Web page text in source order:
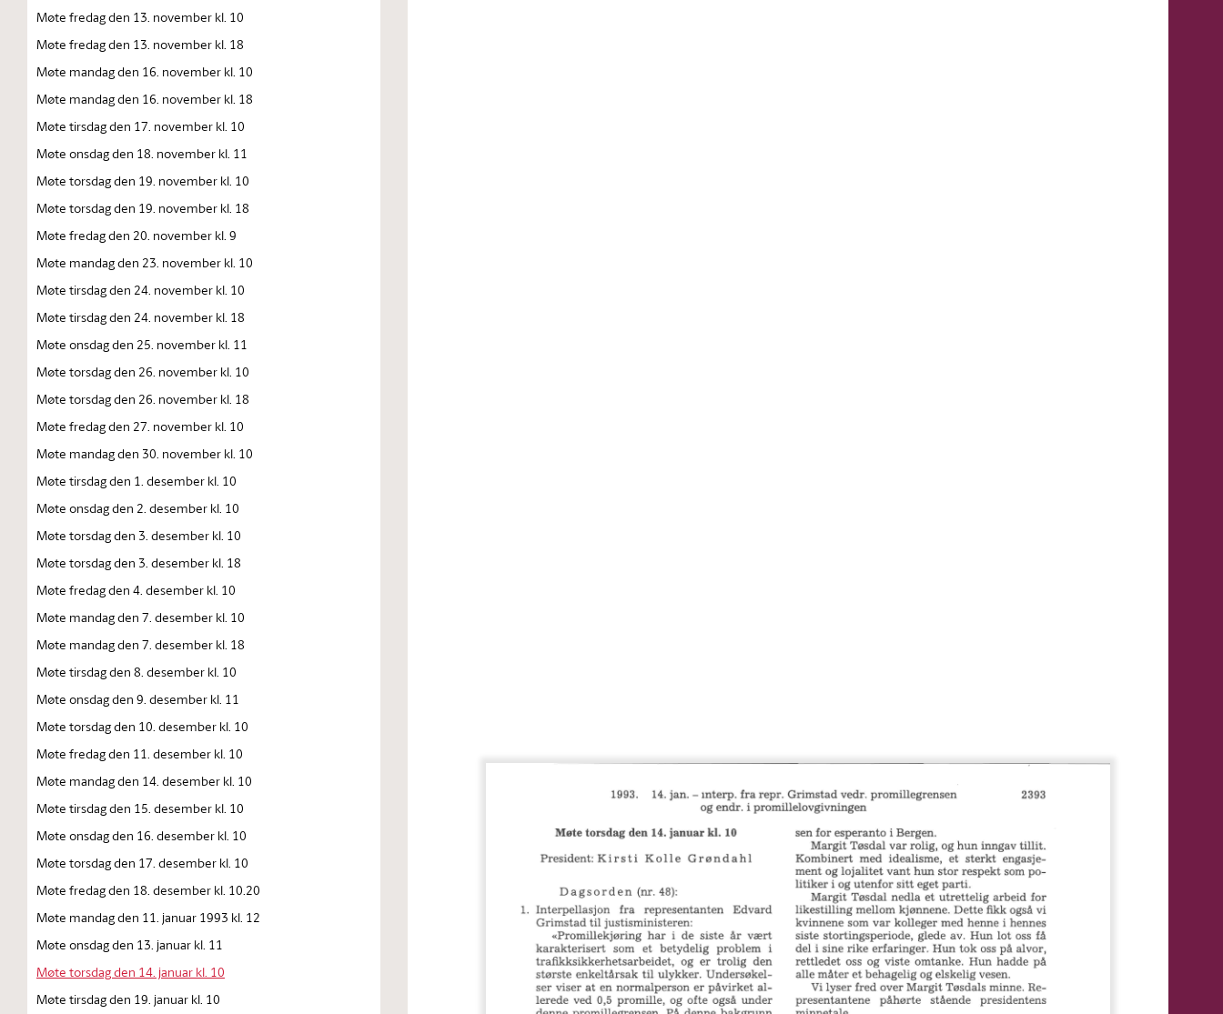
Møte fredag den 13. november kl. 10
Møte fredag den 13. november kl. 18
Møte mandag den 16. november kl. 10
Møte mandag den 16. november kl. 18
Møte tirsdag den 17. november kl. 10
Møte onsdag den 18. november kl. 11
Møte torsdag den 19. november kl. 10
Møte torsdag den 19. november kl. 18
Møte fredag den 20. november kl. 9
Møte mandag den 23. november kl. 10
Møte tirsdag den 24. november kl. 10
Møte tirsdag den 24. november kl. 18
Møte onsdag den 25. november kl. 11
Møte torsdag den 26. november kl. 10
Møte torsdag den 26. november kl. 18
Møte fredag den 27. november kl. 10
Møte mandag den 30. november kl. 10
Møte tirsdag den 1. desember kl. 10
Møte onsdag den 2. desember kl. 10
Møte torsdag den 3. desember kl. 10
Møte torsdag den 3. desember kl. 18
Møte fredag den 4. desember kl. 10
Møte mandag den 7. desember kl. 10
Møte mandag den 7. desember kl. 18
Møte tirsdag den 8. desember kl. 10
Møte onsdag den 9. desember kl. 11
Møte torsdag den 10. desember kl. 10
Møte fredag den 11. desember kl. 10
Møte mandag den 14. desember kl. 10
Møte tirsdag den 15. desember kl. 10
Møte onsdag den 16. desember kl. 10
Møte torsdag den 17. desember kl. 10
Møte fredag den 18. desember kl. 10.20
Møte mandag den 11. januar 1993 kl. 12
Møte onsdag den 13. januar kl. 11
Møte torsdag den 14. januar kl. 10
Møte tirsdag den 19. januar kl. 10